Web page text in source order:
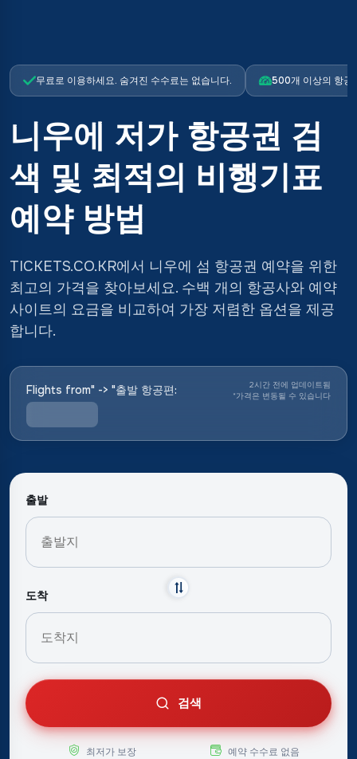
무료로 이용하세요. 숨겨진 수수료는 없습니다. 500개 이상의 항공
니우에 저가 항공권 검
색 및 최적의 비행기표
예약 방법
TICKETS.CO.KR에서 니우에 섬 항공권 예약을 위한
최고의 가격을 찾아보세요. 수백 개의 항공사와 예약
사이트의 요금을 비교하여 가장 저렴한 옵션을 제공
합니다.
Flights from" -> "출발 항공편:
2시간 전에 업데이트됨
*가격은 변동될 수 있습니다
출발
도착
검색
최저가 보장 예약 수수료 없음